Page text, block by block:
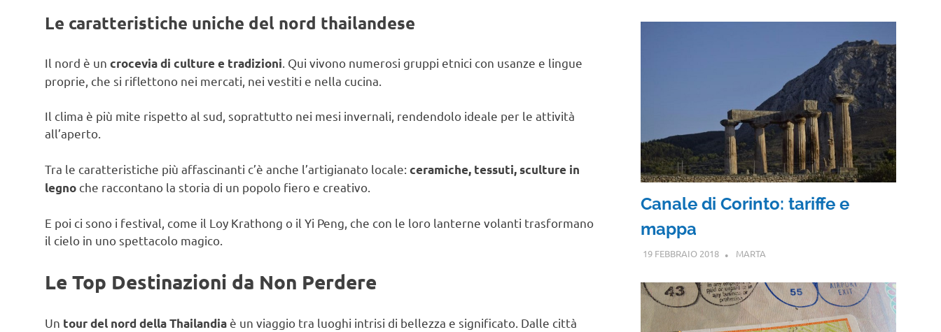
Le caratteristiche uniche del nord thailandese
Il nord è un crocevia di culture e tradizioni . Qui vivono numerosi gruppi etnici con usanze e lingue
proprie, che si riflettono nei mercati, nei vestiti e nella cucina.
Il clima è più mite rispetto al sud, soprattutto nei mesi invernali, rendendolo ideale per le attività
all’aperto.
Tra le caratteristiche più affascinanti c’è anche l’artigianato locale: ceramiche, tessuti, sculture in
legno che raccontano la storia di un popolo fiero e creativo.
E poi ci sono i festival, come il Loy Krathong o il Yi Peng, che con le loro lanterne volanti trasformano
il cielo in uno spettacolo magico.
Le Top Destinazioni da Non Perdere
Un tour del nord della Thailandia è un viaggio tra luoghi intrisi di bellezza e significato. Dalle città
Canale di Corinto: tariffe e
mappa
19 FEBBRAIO 2018 MARTA